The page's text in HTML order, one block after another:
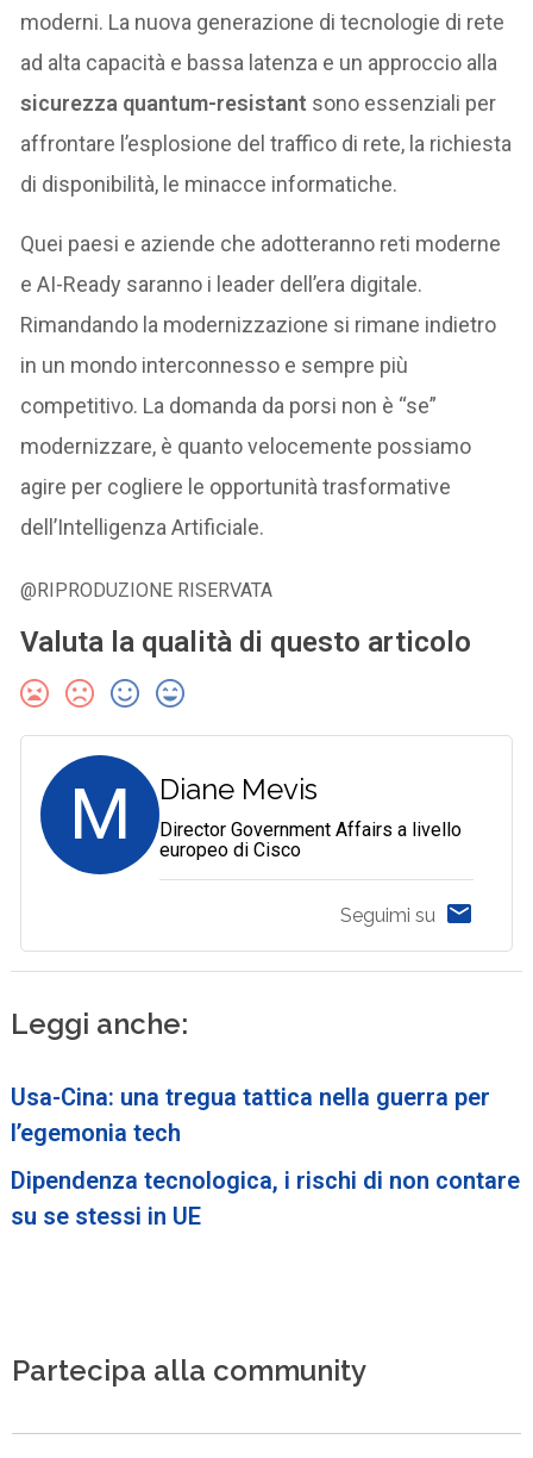
moderni. La nuova generazione di tecnologie di rete
ad alta capacità e bassa latenza e un approccio alla
sicurezza quantum-resistant sono essenziali per
affrontare l’esplosione del traffico di rete, la richiesta
di disponibilità, le minacce informatiche.
Quei paesi e aziende che adotteranno reti moderne
e AI-Ready saranno i leader dell’era digitale.
Rimandando la modernizzazione si rimane indietro
in un mondo interconnesso e sempre più
competitivo. La domanda da porsi non è “se”
modernizzare, è quanto velocemente possiamo
agire per cogliere le opportunità trasformative
dell’Intelligenza Artificiale.
@RIPRODUZIONE RISERVATA
Valuta la qualità di questo articolo
M Diane Mevis
Director Government Affairs a livello
europeo di Cisco
Seguimi su
Leggi anche:
Usa-Cina: una tregua tattica nella guerra per
l’egemonia tech
Dipendenza tecnologica, i rischi di non contare
su se stessi in UE
Partecipa alla community